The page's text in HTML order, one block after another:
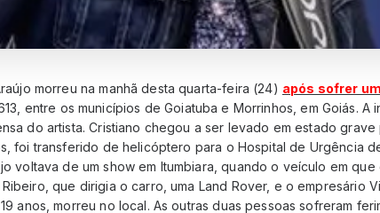
morreu na manhã desta quarta-feira (24) após sofrer
entre os municípios de Goiatuba e Morrinhos, em Goiás.
do artista. Cristiano chegou a ser levado em estado
foi transferido de helicóptero para o Hospital de Urgência
voltava de um show em Itumbiara, quando o veículo em
que dirigia o carro, uma Land Rover, e o empresário
anos, morreu no local. As outras duas pessoas sofreram